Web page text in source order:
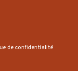
de confidentialité